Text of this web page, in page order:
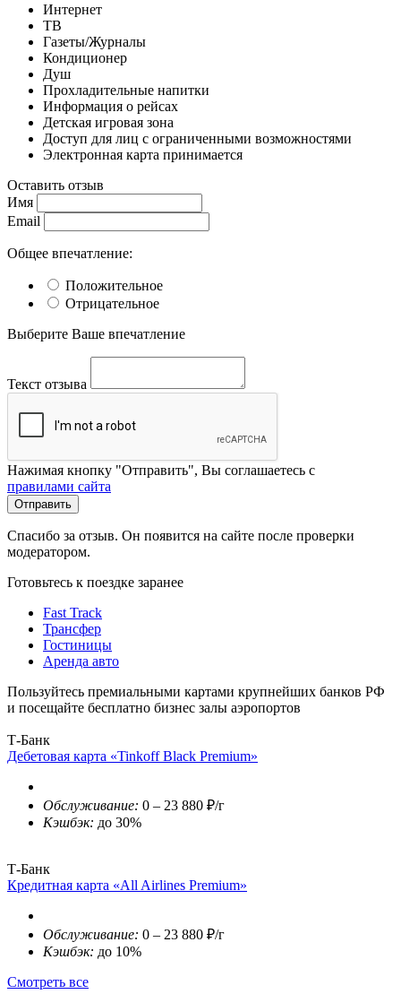
Интернет
ТВ
Газеты/Журналы
Кондиционер
Душ
Прохладительные напитки
Информация о рейсах
Детская игровая зона
Доступ для лиц с ограниченными возможностями
Электронная карта принимается
Оставить отзыв
Имя
Email
Общее впечатление:
Положительное
Отрицательное
Выберите Ваше впечатление
Текст отзыва
Нажимая кнопку "Отправить", Вы соглашаетесь с
правилами сайта
Отправить
Спасибо за отзыв. Он появится на сайте после проверки
модератором.
Готовьтесь к поездке заранее
Fast Track
Трансфер
Гостиницы
Аренда авто
Пользуйтесь премиальными картами крупнейших банков РФ
и посещайте бесплатно бизнес залы аэропортов
Т-Банк
Дебетовая карта «Tinkoff Black Premium»
Обслуживание: 0 – 23 880 ₽/г
Кэшбэк: до 30%
Т-Банк
Кредитная карта «All Airlines Premium»
Обслуживание: 0 – 23 880 ₽/г
Кэшбэк: до 10%
Смотреть все